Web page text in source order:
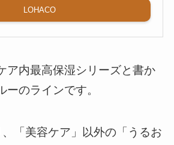
LOHACO
ア内最高保湿シリーズと書か
ーのラインです。
「美容ケア」以外の「うるお